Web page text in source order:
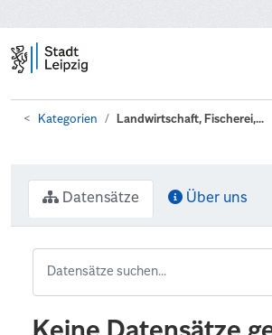
Kategorien Landwirtschaft, Fischerei,...
Datensätze Über uns